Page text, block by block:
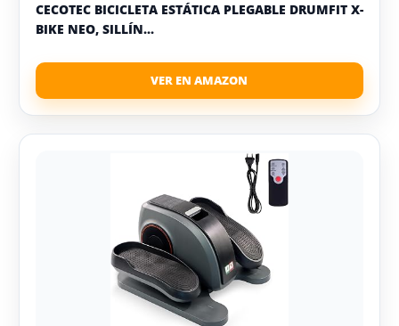
CECOTEC BICICLETA ESTÁTICA PLEGABLE DRUMFIT X-
BIKE NEO, SILLÍN...